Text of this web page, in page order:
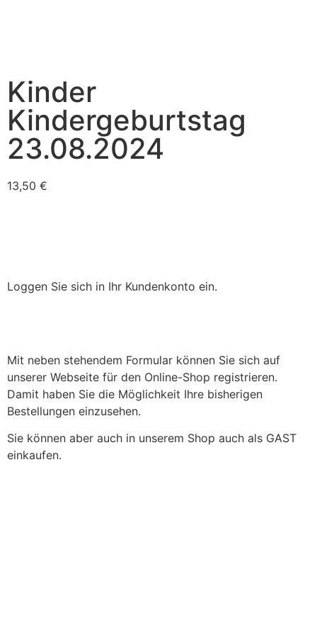
Kinder
Kindergeburtstag
23.08.2024
13,50 €
Loggen Sie sich in Ihr Kundenkonto ein.
Mit neben stehendem Formular können Sie sich auf
unserer Webseite für den Online-Shop registrieren.
Damit haben Sie die Möglichkeit Ihre bisherigen
Bestellungen einzusehen.
Sie können aber auch in unserem Shop auch als GAST
einkaufen.